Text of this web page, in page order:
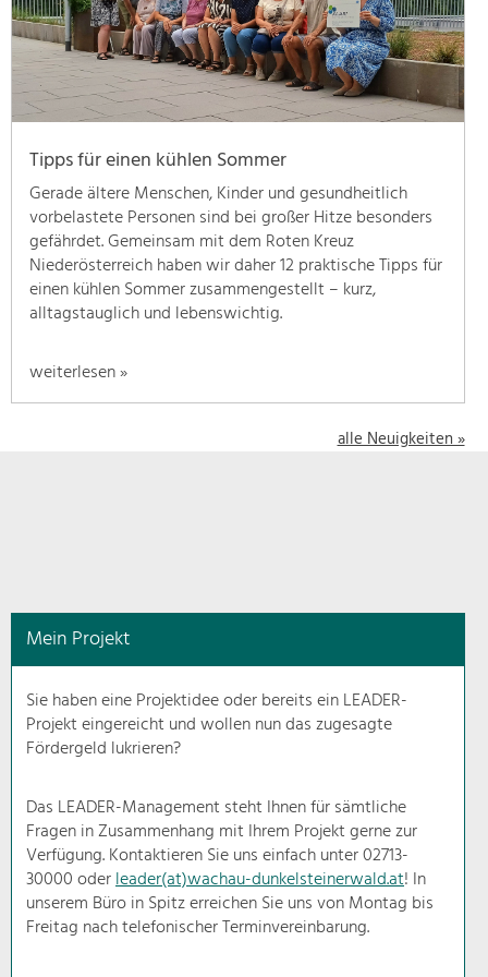
geben
wir
hier
eine
Übersicht
unsere
Themenschwerpunkte.
Für
mehr
Informationen
einfach
das
schon
Natur- &
Landschaftsschutz
Pflege, Regulierung und
Weiterentwicklung.
Ortsbild, Baukultur und nachhaltiges
Siedlungswesen.
Land- & Forstwirtschaft
Bewirtschaftung und Pflege der
Kulturlandschaft.
Tipps für einen kühlen Sommer
Gerade ältere Menschen, Kinder und gesundheitlich
vorbelastete Personen sind bei großer Hitze besonders
gefährdet. Gemeinsam mit dem Roten Kreuz
Niederösterreich haben wir daher 12 praktische Tipps für
einen kühlen Sommer zusammengestellt – kurz,
alltagstauglich und lebenswichtig.
weiterlesen »
alle Neuigkeiten »
Mein Projekt
Sie haben eine Projektidee oder bereits ein LEADER-
Projekt eingereicht und wollen nun das zugesagte
Fördergeld lukrieren?
Das LEADER-Management steht Ihnen für sämtliche
Fragen in Zusammenhang mit Ihrem Projekt gerne zur
Verfügung. Kontaktieren Sie uns einfach unter 02713-
30000 oderleader(at)wachau-dunkelsteinerwald.at! In
unserem Büro in Spitz erreichen Sie uns von Montag bis
Freitag nach telefonischer Terminvereinbarung.